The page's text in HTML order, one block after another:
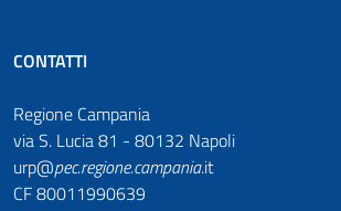
CONTATTI
Regione Campania
via S. Lucia 81 - 80132 Napoli
urp@pec.regione.campania.it
CF 80011990639